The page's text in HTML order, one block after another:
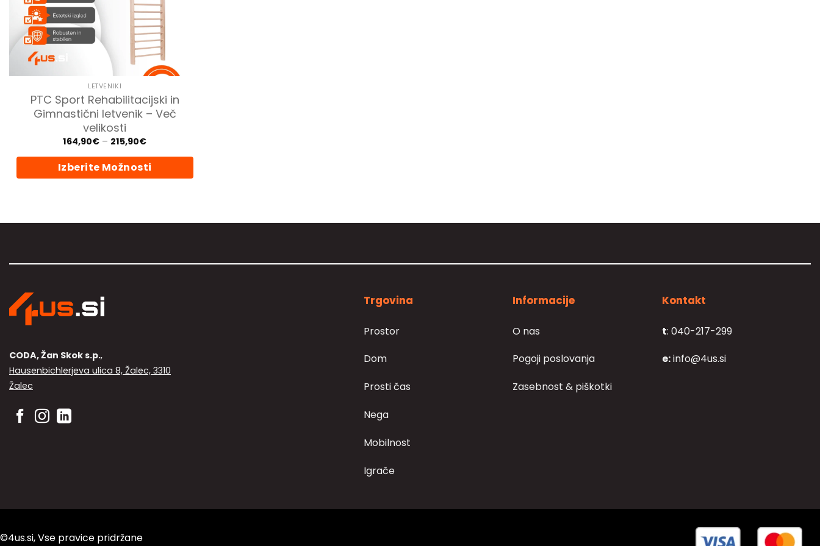
LETVENIKI
PTC Sport Rehabilitacijski in
Gimnastični letvenik – Več
velikosti
164,90€ – 215,90€Cenovni
od
164,90€
Izberite Možnosti
na
CODA, Žan Skok s.p.,
Hausenbichlerjeva ulica 8, Žalec, 3310
Žalec
Trgovina
Prostor
Dom
Prosti čas
Nega
Mobilnost
Igrače
Informacije
O nas
Pogoji poslovanja
Zasebnost & piškotki
Kontakt
t: 040-217-299
e:info@4us.si
©4us.si, Vse pravice pridržane